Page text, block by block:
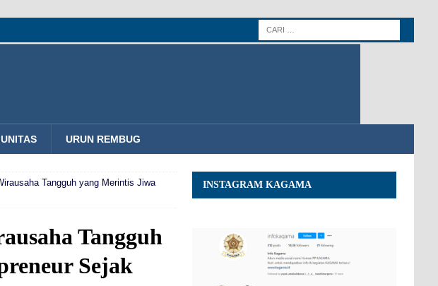
URUN REMBUG
Tangguh yang Merintis Jiwa
Tangguh
Sejak
INSTAGRAM KAGAMA